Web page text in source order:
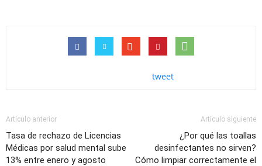
tweet
Artículo anterior
Tasa de rechazo de Licencias
Médicas por salud mental sube
13% entre enero y agosto
Artículo siguiente
¿Por qué las toallas
desinfectantes no sirven?
Cómo limpiar correctamente el